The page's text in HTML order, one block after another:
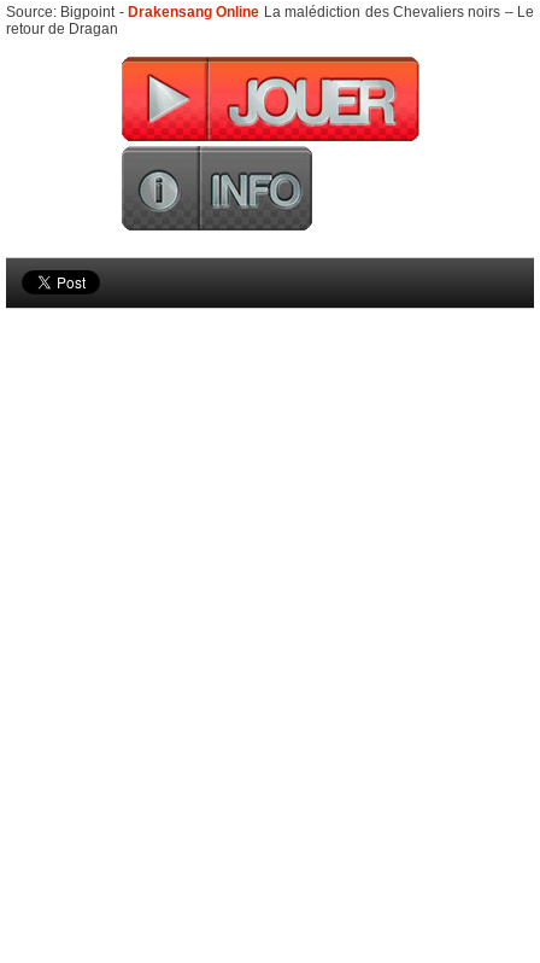
Source: Bigpoint - Drakensang Online La malédiction des Chevaliers noirs – Le
retour de Dragan